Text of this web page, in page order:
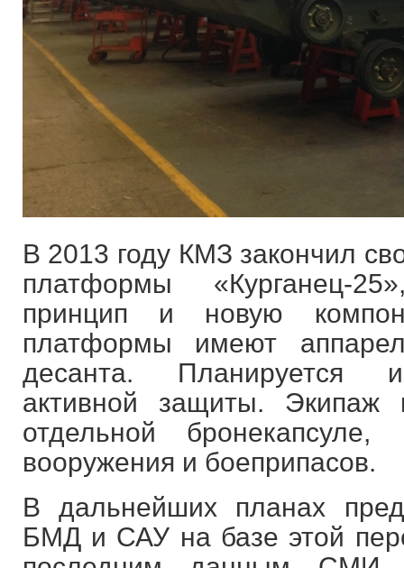
В 2013 году КМЗ закончил
платформы «Курганец-
принцип и новую
платформы имеют
десанта. Планируется
активной защиты.
отдельной
вооружения и боеприпасов.
В дальнейших планах
БМД и САУ на базе этой